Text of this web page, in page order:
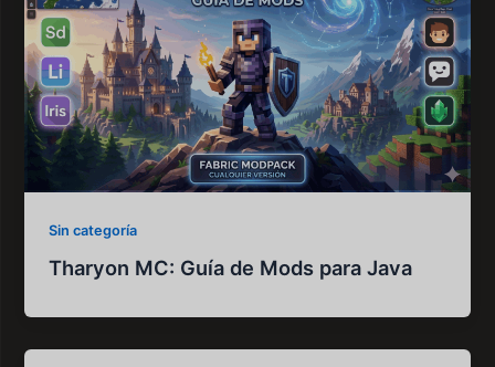
Sin categoría
Tharyon MC: Guía de Mods para Java